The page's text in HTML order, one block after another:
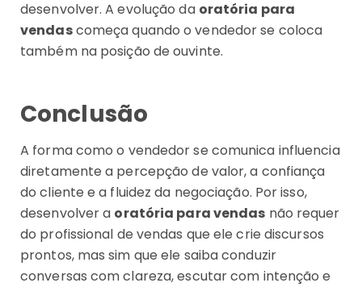
desenvolver. A evolução da oratória para
vendascomeça quando o vendedor se coloca
também na posição de ouvinte.
Conclusão
A forma como o vendedor se comunica influencia
diretamente a percepção de valor, a confiança
do cliente e a fluidez da negociação. Por isso,
desenvolver a oratória para vendas não requer
do profissional de vendas que ele crie discursos
prontos, mas sim que ele saiba conduzir
conversas com clareza, escutar com intenção e